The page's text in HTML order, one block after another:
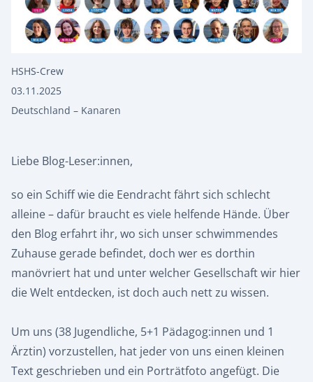
HSHS-Crew
03.11.2025
Deutschland – Kanaren
Liebe Blog-Leser:innen,
so ein Schiff wie die Eendracht fährt sich schlecht
alleine – dafür braucht es viele helfende Hände. Über
den Blog erfahrt ihr, wo sich unser schwimmendes
Zuhause gerade befindet, doch wer es dorthin
manövriert hat und unter welcher Gesellschaft wir hier
die Welt entdecken, ist doch auch nett zu wissen.
Um uns (38 Jugendliche, 5+1 Pädagog:innen und 1
Ärztin) vorzustellen, hat jeder von uns einen kleinen
Text geschrieben und ein Porträtfoto angefügt. Die